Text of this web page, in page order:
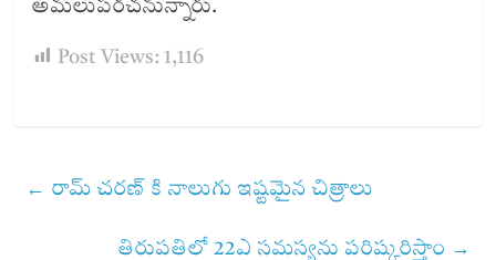
అమలుపరచనున్నారు.
Post Views: 1,116
← రామ్ చరణ్ కి నాలుగు ఇష్టమైన చిత్రాలు
తిరుపతిలో 22ఎ సమస్యను పరిష్కరిస్తాం →